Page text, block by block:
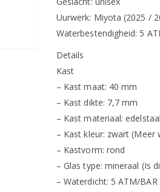
Uurwerk: Miyota (2025 /
Waterbestendigheid: 5
Details
Kast
– Kast maat: 40 mm
– Kast dikte: 7,7 mm
– Kast materiaal: edelstaal
– Kast kleur: zwart (Meer
– Kastvorm: rond
– Glas type: mineraal (Is
– Waterdicht: 5 ATM/